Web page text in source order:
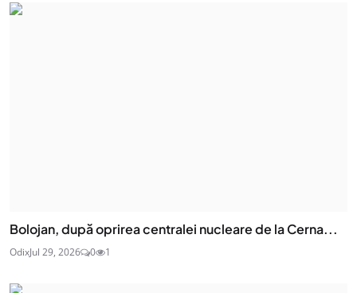
Bolojan, după oprirea centralei nucleare de la Cerna...
OdixJul 29, 2026 0 1